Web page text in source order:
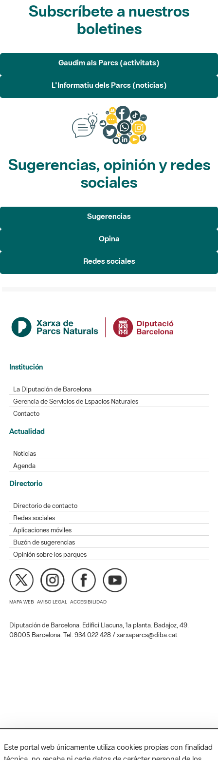
Subscríbete a nuestros
boletines
Gaudim als Parcs (activitats)
L'Informatiu dels Parcs (noticias)
Sugerencias, opinión y redes
sociales
Sugerencias
Opina
Redes sociales
Institución
La Diputación de Barcelona
Gerencia de Servicios de Espacios Naturales
Contacto
Actualidad
Noticias
Agenda
Directorio
Directorio de contacto
Redes sociales
Aplicaciones móviles
Buzón de sugerencias
Opinión sobre los parques
MAPA WEB AVISO LEGAL ACCESIBILIDAD
Diputación de Barcelona. Edifici Llacuna, 1a planta. Badajoz, 49.
08005 Barcelona. Tel. 934 022 428 / xarxaparcs@diba.cat
Este portal web únicamente utiliza cookies propias con finalidad